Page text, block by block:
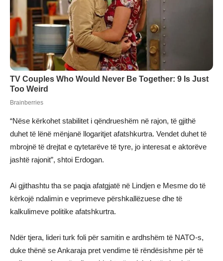
“Nëse kërkohet stabilitet i qëndrueshëm në rajon, të gjithë
duhet të lënë mënjanë llogaritjet afatshkurtra. Vendet duhet të
mbrojnë të drejtat e qytetarëve të tyre, jo interesat e aktorëve
jashtë rajonit”, shtoi Erdogan.
Ai gjithashtu tha se paqja afatgjatë në Lindjen e Mesme do të
kërkojë ndalimin e veprimeve përshkallëzuese dhe të
kalkulimeve politike afatshkurtra.
Ndër tjera, lideri turk foli për samitin e ardhshëm të NATO-s,
duke thënë se Ankaraja pret vendime të rëndësishme për të